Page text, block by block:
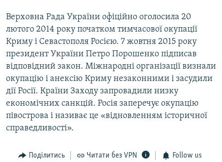
Верховна Рада України офіційно оголосила 20
лютого 2014 року початком тимчасової окупації
Криму і Севастополя Росією. 7 жовтня 2015 року
президент України Петро Порошенко підписав
відповідний закон. Міжнародні організації визнали
окупацію і анексію Криму незаконними і засудили
дії Росії. Країни Заходу запровадили низку
економічних санкцій. Росія заперечує окупацію
півострова і називає це «відновленням історичної
справедливості».
Поділитись Читати без VPN Follow us